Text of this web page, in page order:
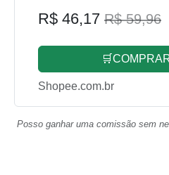
R$ 46,17 R$ 59,96
Shopee.com.br
Posso ganhar uma comissão sem